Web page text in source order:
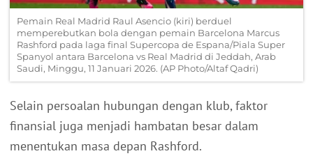
Pemain Real Madrid Raul Asencio (kiri) berduel
memperebutkan bola dengan pemain Barcelona Marcus
Rashford pada laga final Supercopa de Espana/Piala Super
Spanyol antara Barcelona vs Real Madrid di Jeddah, Arab
Saudi, Minggu, 11 Januari 2026. (AP Photo/Altaf Qadri)
Selain persoalan hubungan dengan klub, faktor
finansial juga menjadi hambatan besar dalam
menentukan masa depan Rashford.